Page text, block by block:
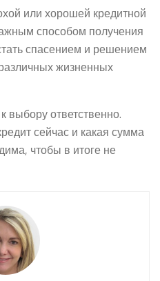
или хорошей кредитной
способом получения
спасением и решением
жизненных
выбору ответственно.
сейчас и какая сумма
чтобы в итоге не